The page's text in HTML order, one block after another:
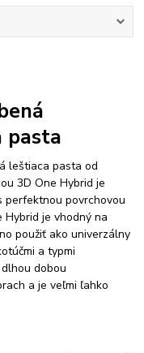
pasta
leštiaca pasta od
3D One Hybrid je
perfektnou povrchovou
je vhodný na
použiť ako univerzálny
a typmi
dobou
a je veľmi ľahko